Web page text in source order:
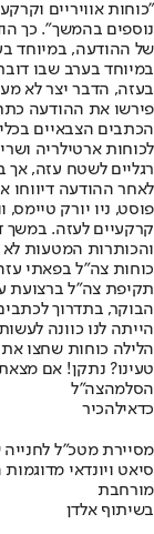
"כוחות אוויריים
נוספים בהמשך". כך
של ההודעה, במיוחד
במיוחד בערב שבו
בעזה, הדבר יצר לא
פירשו את ההודעה
הכתבים הצבאיים
לכוחות ארטילריה
רגליים לשטח עזה,
לאחר ההודעה דיווחו
פוסט, ניו יורק טיימס,
קרקעיים לעזה. במשך
והכותרות המטעות לא
כוחות צה"ל בפאתי
תקיפת צה"ל ברצועת
הבוקר, בתדרוך
הייתה לנו כוונה
הלילה כוחות שחצו
טעינו? נתקן! אם
הסלמהצה"ל
כדאילהכיר
מסיירת מטכ"ל
מורחבת
בשיתוף אלדן